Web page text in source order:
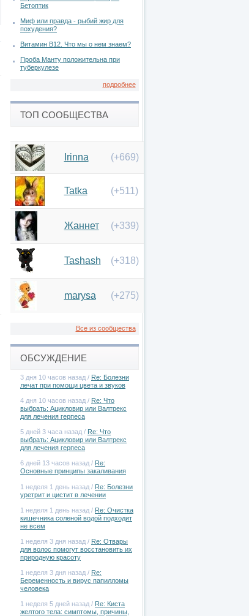
Бетоптик
Миф или правда - рыбий жир для
похудения?
Витамин В12. Что мы о нем знаем?
Проба Манту положительна при
туберкулезе
подробнее
ТОП СООБЩЕСТВА
Irinna (+669)
Tatka (+511)
Жаннет (+339)
Tashash (+318)
marysa (+275)
Все из сообщества
ОБСУЖДЕНИЕ
3 дня 10 часов назад / Re: Болезни
лечат при помощи цвета и звуков
4 дня 10 часов назад / Re: Что
выбрать: Ацикловир или Валтрекс
для лечения герпеса
5 дней 3 часа назад / Re: Что
выбрать: Ацикловир или Валтрекс
для лечения герпеса
6 дней 13 часов назад / Re:
Основные принципы закаливания
1 неделя 1 день назад / Re: Болезни
уретрит и цистит в лечении
1 неделя 1 день назад / Re: Очистка
кишечника соленой водой подходит
не всем
1 неделя 3 дня назад / Re: Отвары
для волос помогут восстановить их
природную красоту
1 неделя 3 дня назад / Re:
Беременность и вирус папилломы
человека
1 неделя 5 дней назад / Re: Киста
желтого тела: симптомы, причины,